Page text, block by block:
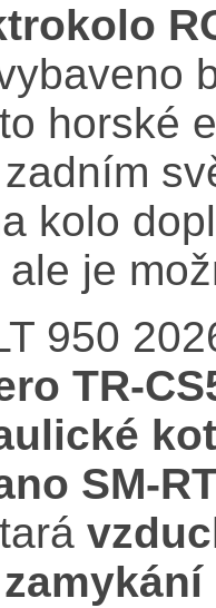
horské
kolo
je
950
TR-
SM-